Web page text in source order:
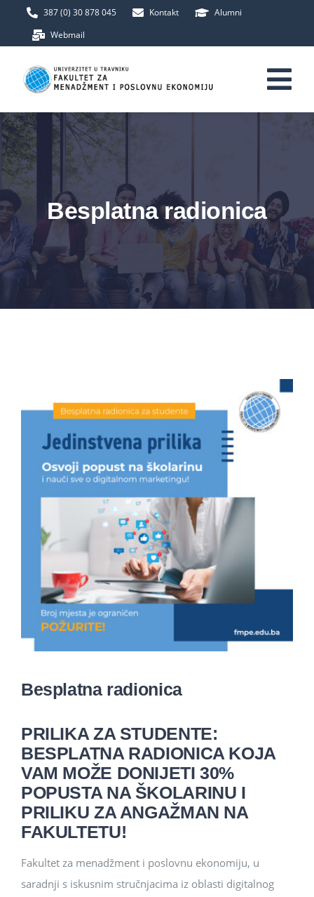
387 (0) 30 878 045 Kontakt
Alumni
Webmail
Početna
Fakultet
Upis
Studij
Međunarodna saradnja
Besplatna radionica
Besplatna radionica
PRILIKA ZA STUDENTE:
BESPLATNA RADIONICA KOJA
VAM MOŽE DONIJETI 30%
POPUSTA NA ŠKOLARINU I
PRILIKU ZA ANGAŽMAN NA
FAKULTETU!
Fakultet za menadžment i poslovnu ekonomiju, u
saradnji s iskusnim stručnjacima iz oblasti digitalnog